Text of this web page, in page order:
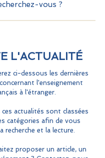
L'ACTUALITÉ
ci-dessous les dernières
l'enseignement
à l'étranger.
actualités sont classées
catégories afin de vous
recherche et la lecture.
proposer un article, un